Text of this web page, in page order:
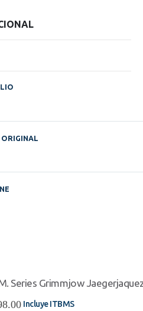
Series Grimmjow
ElIncluye ITBMS